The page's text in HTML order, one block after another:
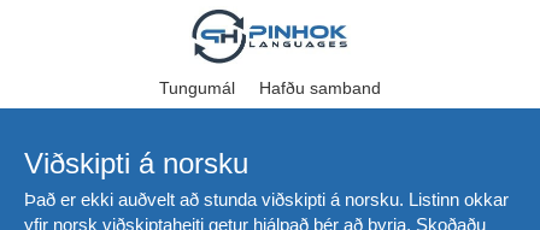
Tungumál Hafðu samband
Viðskipti á norsku
Það er ekki auðvelt að stunda viðskipti á norsku. Listinn okkar
yfir norsk viðskiptaheiti getur hjálpað þér að byrja. Skoðaðu